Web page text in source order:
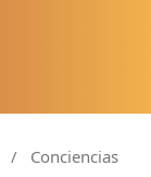
/ Conciencias